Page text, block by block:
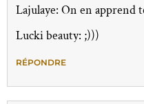
Lajulaye: On en apprend
Lucki beauty: ;)))
RÉPONDRE